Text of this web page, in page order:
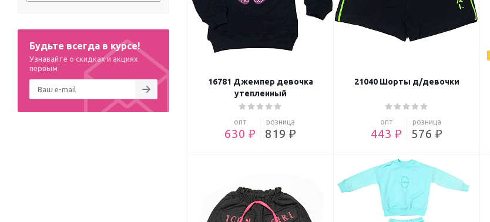
16781 Джемпер девочка
утепленный
опт
630 ₽
розница
819 ₽
21040 Шорты д/девочки
опт
443 ₽
розница
576 ₽
Будьте всегда в курсе!
Узнавайте о скидках и акциях
первым